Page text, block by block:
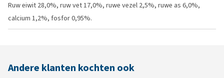
Ruw eiwit 28,0%, ruw vet 17,0%, ruwe vezel 2,5%, ruwe as 6,0%,
calcium 1,2%, fosfor 0,95%.
Andere klanten kochten ook